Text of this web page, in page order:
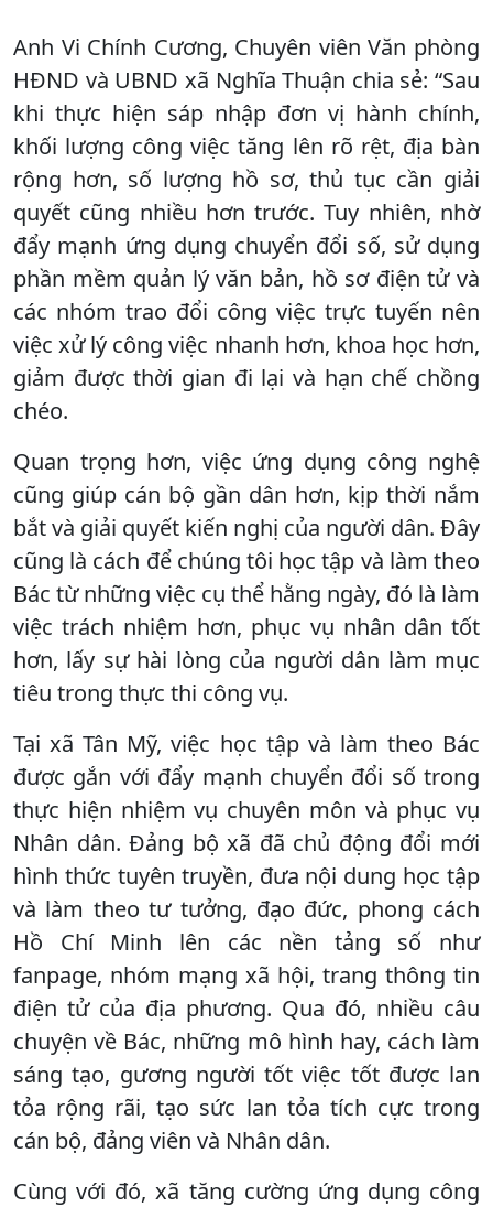
Anh Vi Chính Cương, Chuyên viên Văn phòng
HĐND và UBND xã Nghĩa Thuận chia sẻ: “Sau
khi thực hiện sáp nhập đơn vị hành chính,
khối lượng công việc tăng lên rõ rệt, địa bàn
rộng hơn, số lượng hồ sơ, thủ tục cần giải
quyết cũng nhiều hơn trước. Tuy nhiên, nhờ
đẩy mạnh ứng dụng chuyển đổi số, sử dụng
phần mềm quản lý văn bản, hồ sơ điện tử và
các nhóm trao đổi công việc trực tuyến nên
việc xử lý công việc nhanh hơn, khoa học hơn,
giảm được thời gian đi lại và hạn chế chồng
chéo.
Quan trọng hơn, việc ứng dụng công nghệ
cũng giúp cán bộ gần dân hơn, kịp thời nắm
bắt và giải quyết kiến nghị của người dân. Đây
cũng là cách để chúng tôi học tập và làm theo
Bác từ những việc cụ thể hằng ngày, đó là làm
việc trách nhiệm hơn, phục vụ nhân dân tốt
hơn, lấy sự hài lòng của người dân làm mục
tiêu trong thực thi công vụ.
Tại xã Tân Mỹ, việc học tập và làm theo Bác
được gắn với đẩy mạnh chuyển đổi số trong
thực hiện nhiệm vụ chuyên môn và phục vụ
Nhân dân. Đảng bộ xã đã chủ động đổi mới
hình thức tuyên truyền, đưa nội dung học tập
và làm theo tư tưởng, đạo đức, phong cách
Hồ Chí Minh lên các nền tảng số như
fanpage, nhóm mạng xã hội, trang thông tin
điện tử của địa phương. Qua đó, nhiều câu
chuyện về Bác, những mô hình hay, cách làm
sáng tạo, gương người tốt việc tốt được lan
tỏa rộng rãi, tạo sức lan tỏa tích cực trong
cán bộ, đảng viên và Nhân dân.
Cùng với đó, xã tăng cường ứng dụng công